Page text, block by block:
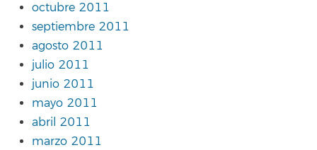
octubre 2011
septiembre 2011
agosto 2011
julio 2011
junio 2011
mayo 2011
abril 2011
marzo 2011